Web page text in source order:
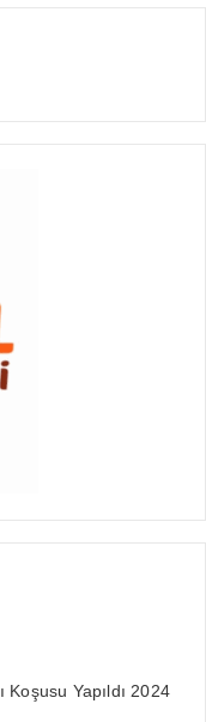
Yapıldı 2024